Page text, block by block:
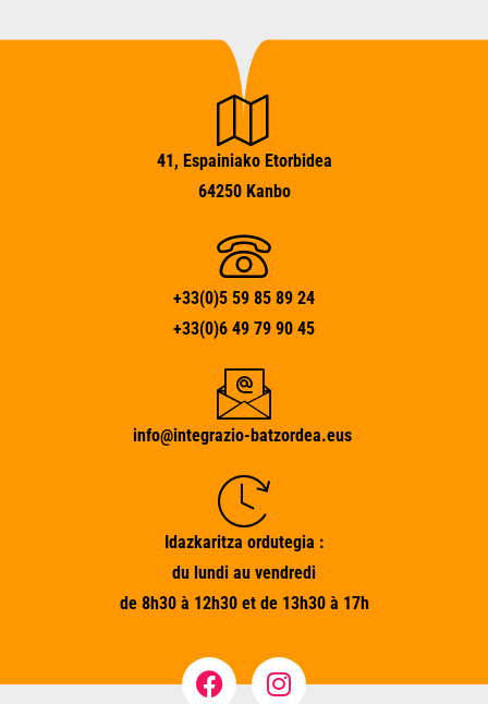
41, Espainiako Etorbidea
64250 Kanbo
+33(0)5 59 85 89 24
+33(0)6 49 79 90 45
info@integrazio-batzordea.eus
Idazkaritza ordutegia :
du lundi au vendredi
de 8h30 à 12h30 et de 13h30 à 17h